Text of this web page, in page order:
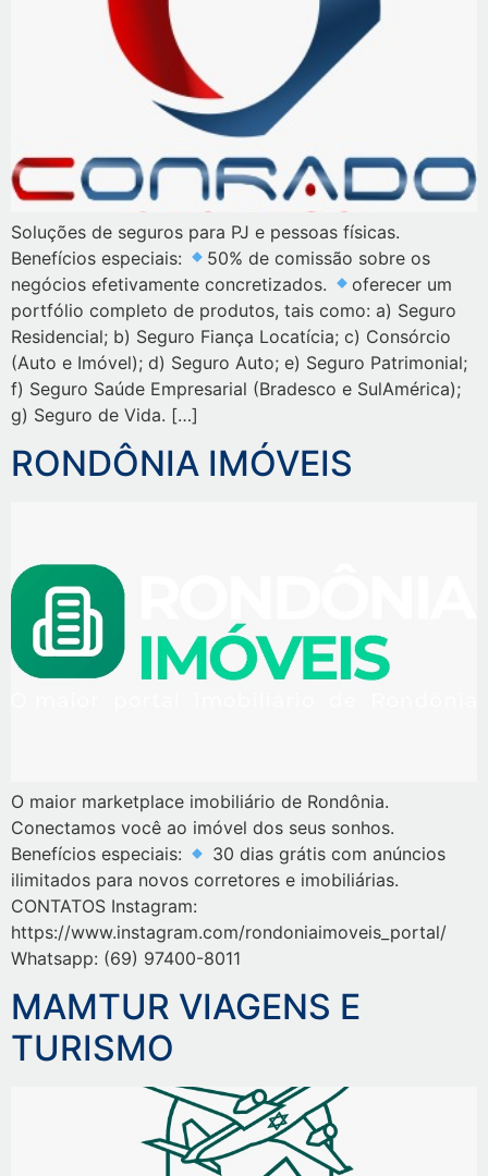
Soluções de seguros para PJ e pessoas físicas.
Benefícios especiais:
50% de comissão sobre os
negócios efetivamente concretizados.
oferecer um
portfólio completo de produtos, tais como: a) Seguro
Residencial; b) Seguro Fiança Locatícia; c) Consórcio
(Auto e Imóvel); d) Seguro Auto; e) Seguro Patrimonial;
f) Seguro Saúde Empresarial (Bradesco e SulAmérica);
g) Seguro de Vida. […]
RONDÔNIA IMÓVEIS
O maior marketplace imobiliário de Rondônia.
Conectamos você ao imóvel dos seus sonhos.
Benefícios especiais:
30 dias grátis com anúncios
ilimitados para novos corretores e imobiliárias.
CONTATOS Instagram:
https://www.instagram.com/rondoniaimoveis_portal/
Whatsapp: (69) 97400-8011
MAMTUR VIAGENS E
TURISMO